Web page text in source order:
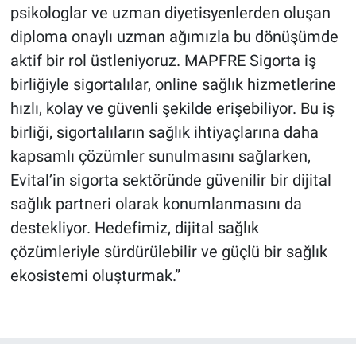
psikologlar ve uzman diyetisyenlerden oluşan
diploma onaylı uzman ağımızla bu dönüşümde
aktif bir rol üstleniyoruz. MAPFRE Sigorta iş
birliğiyle sigortalılar, online sağlık hizmetlerine
hızlı, kolay ve güvenli şekilde erişebiliyor. Bu iş
birliği, sigortalıların sağlık ihtiyaçlarına daha
kapsamlı çözümler sunulmasını sağlarken,
Evital’in sigorta sektöründe güvenilir bir dijital
sağlık partneri olarak konumlanmasını da
destekliyor. Hedefimiz, dijital sağlık
çözümleriyle sürdürülebilir ve güçlü bir sağlık
ekosistemi oluşturmak.”